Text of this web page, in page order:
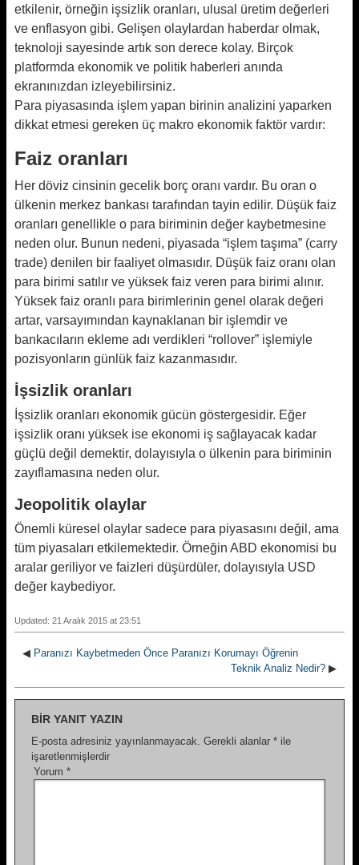
etkilenir, örneğin işsizlik oranları, ulusal üretim değerleri
ve enflasyon gibi. Gelişen olaylardan haberdar olmak,
teknoloji sayesinde artık son derece kolay. Birçok
platformda ekonomik ve politik haberleri anında
ekranınızdan izleyebilirsiniz.
Para piyasasında işlem yapan birinin analizini yaparken
dikkat etmesi gereken üç makro ekonomik faktör vardır:
Faiz oranları
Her döviz cinsinin gecelik borç oranı vardır. Bu oran o
ülkenin merkez bankası tarafından tayin edilir. Düşük faiz
oranları genellikle o para biriminin değer kaybetmesine
neden olur. Bunun nedeni, piyasada “işlem taşıma” (carry
trade) denilen bir faaliyet olmasıdır. Düşük faiz oranı olan
para birimi satılır ve yüksek faiz veren para birimi alınır.
Yüksek faiz oranlı para birimlerinin genel olarak değeri
artar, varsayımından kaynaklanan bir işlemdir ve
bankacıların ekleme adı verdikleri “rollover” işlemiyle
pozisyonların günlük faiz kazanmasıdır.
İşsizlik oranları
İşsizlik oranları ekonomik gücün göstergesidir. Eğer
işsizlik oranı yüksek ise ekonomi iş sağlayacak kadar
güçlü değil demektir, dolayısıyla o ülkenin para biriminin
zayıflamasına neden olur.
Jeopolitik olaylar
Önemli küresel olaylar sadece para piyasasını değil, ama
tüm piyasaları etkilemektedir. Örneğin ABD ekonomisi bu
aralar geriliyor ve faizleri düşürdüler, dolayısıyla USD
değer kaybediyor.
Updated: 21 Aralık 2015 at 23:51
◀ Paranızı Kaybetmeden Önce Paranızı Korumayı Öğrenin
Teknik Analiz Nedir? ▶
BIR YANIT YAZIN
E-posta adresiniz yayınlanmayacak. Gerekli alanlar * ile
işaretlenmişlerdir
Yorum *